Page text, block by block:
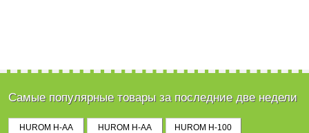
Самые популярные товары за последние две недели
HUROM H-AA HUROM H-AA HUROM H-100